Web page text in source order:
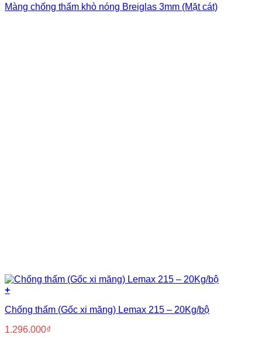
Màng chống thấm khò nóng Breiglas 3mm (Mặt cát)
+
Chống thấm (Gốc xi măng) Lemax 215 – 20Kg/bộ
1.296.000₫